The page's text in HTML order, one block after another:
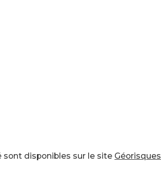
sont disponibles sur le site Géorisques